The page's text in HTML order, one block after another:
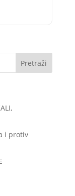
i protiv